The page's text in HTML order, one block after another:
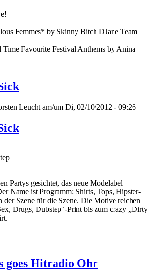
Femmes* by Skinny Bitch DJane Team
Time Favourite Festival Anthems by Anina
Leucht am/um Di, 02/10/2012 - 09:26
Partys gesichtet, das neue Modelabel
Name ist Programm: Shirts, Tops, Hipster-
der Szene für die Szene. Die Motive reichen
Drugs, Dubstep“-Print bis zum crazy „Dirty
goes Hitradio Ohr